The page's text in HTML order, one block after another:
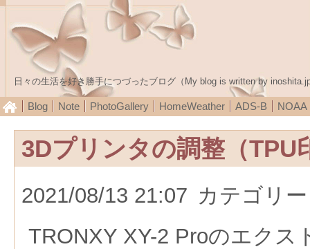
日々の生活を好き勝手につづったブログ（My blog is written by
Blog Note PhotoGallery HomeWeather ADS-B NOAA
3Dプリンタの調整（TPU
2021/08/13 21:07 カテゴリ
TRONXY XY-2 Proのエクス